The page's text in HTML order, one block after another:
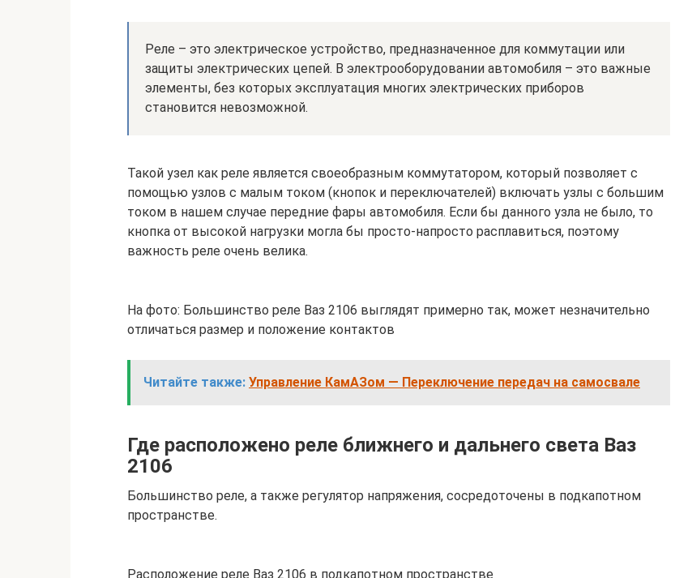
Реле – это электрическое устройство, предназначенное для коммутации или
защиты электрических цепей. В электрооборудовании автомобиля – это важные
элементы, без которых эксплуатация многих электрических приборов
становится невозможной.
Такой узел как реле является своеобразным коммутатором, который позволяет с
помощью узлов с малым током (кнопок и переключателей) включать узлы с большим
током в нашем случае передние фары автомобиля. Если бы данного узла не было, то
кнопка от высокой нагрузки могла бы просто-напросто расплавиться, поэтому
важность реле очень велика.
На фото: Большинство реле Ваз 2106 выглядят примерно так, может незначительно
отличаться размер и положение контактов
Читайте также: Управление КамАЗом — Переключение передач на самосвале
Где расположено реле ближнего и дальнего света Ваз
2106
Большинство реле, а также регулятор напряжения, сосредоточены в подкапотном
пространстве.
Расположение реле Ваз 2106 в подкапотном пространстве